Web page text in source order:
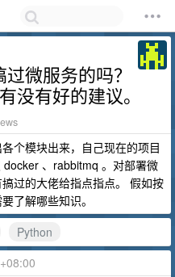
微服务的吗？
没有好的建议。
个模块出来，自己现在的项目
、rabbitmq 。对部署微
过的大佬给指点指点。 假如按
了解哪些知识。
Python